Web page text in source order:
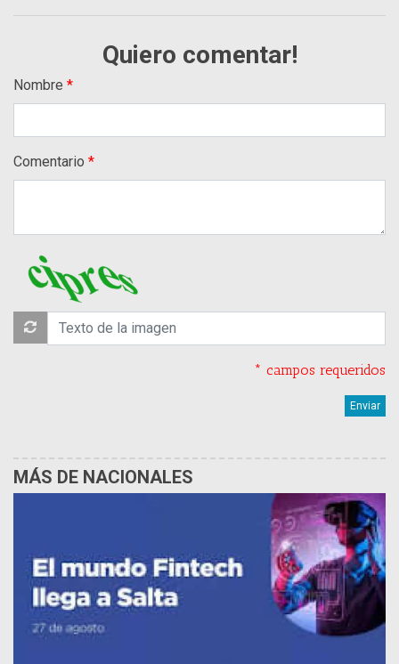
Quiero comentar!
Nombre
Comentario
* campos requeridos
MÁS DE NACIONALES